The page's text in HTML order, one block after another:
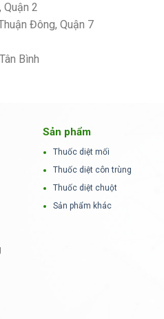
Quận 2
Đông, Quận 7
Bình
Sản phẩm
Thuốc diệt mối
Thuốc diệt côn trùng
Thuốc diệt chuột
Sản phẩm khác